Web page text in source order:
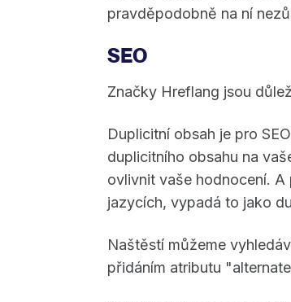
pravděpodobně na ní
SEO
Značky Hreflang jsou
Duplicitní obsah je pro
duplicitního obsahu na
ovlivnit vaše hodnocení.
jazycích, vypadá to jako
Naštěstí můžeme
přidáním atributu